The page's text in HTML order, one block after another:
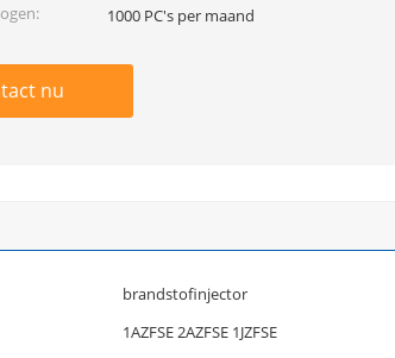
1000 PC's per maand
nu
brandstofinjector
1AZFSE 2AZFSE 1JZFSE